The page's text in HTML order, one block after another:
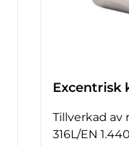
Excentrisk
Tillverkad av
316L/EN